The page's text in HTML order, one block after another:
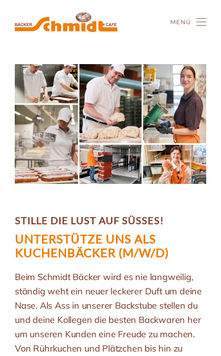
Zum Hauptinhalt springen
MENÜ
STILLE DIE LUST AUF SÜSSES!
UNTERSTÜTZE UNS ALS
KUCHENBÄCKER (M/W/D)
Beim Schmidt Bäcker wird es nie langweilig,
ständig weht ein neuer leckerer Duft um deine
Nase. Als Ass in unserer Backstube stellen du
und deine Kollegen die besten Backwaren her
um unseren Kunden eine Freude zu machen.
Von Rührkuchen und Plätzchen bis hin zu